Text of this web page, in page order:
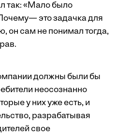
так: «Мало было
это задачка для
он сам не понимал тогда,
должны были бы
неосознанно
у них уже есть, и
разрабатывая
свое